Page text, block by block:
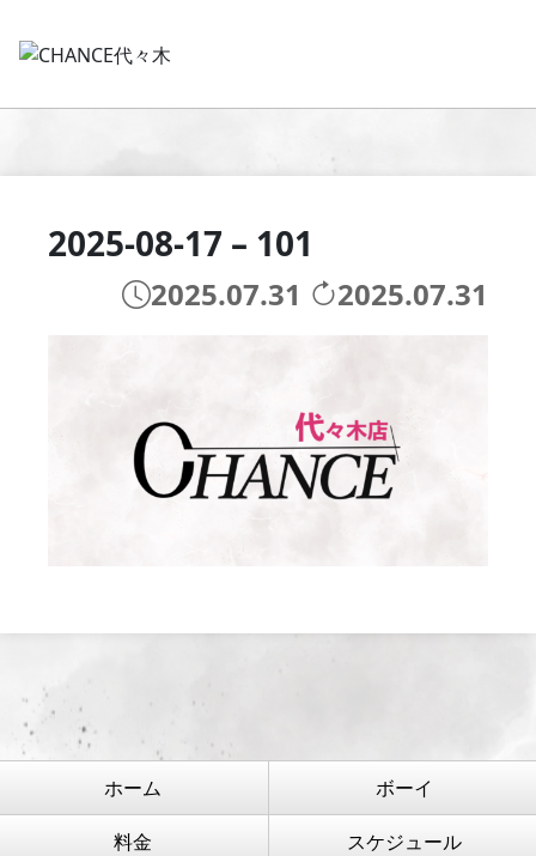
2025-08-17 – 101
2025.07.31 2025.07.31
ホーム ボーイ
料金 スケジュール